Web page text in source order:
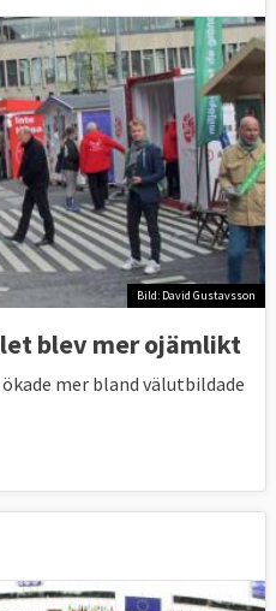
Bild: David Gustavsson
blev mer ojämlikt
mer bland välutbildade